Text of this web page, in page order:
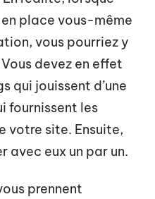
place vous-même
vous pourriez y
devez en effet
qui jouissent d’une
fournissent les
votre site. Ensuite,
avec eux un par un.
prennent